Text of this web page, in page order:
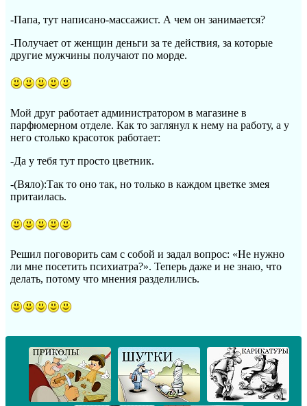
-Папа, тут написано-массажист. А чем он занимается?
-Получает от женщин деньги за те действия, за которые
другие мужчины получают по морде.
Мой друг работает администратором в магазине в
парфюмерном отделе. Как то заглянул к нему на работу, а у
него столько красоток работает:
-Да у тебя тут просто цветник.
-(Вяло):Так то оно так, но только в каждом цветке змея
притаилась.
Решил поговорить сам с собой и задал вопрос: «Не нужно
ли мне посетить психиатра?». Теперь даже и не знаю, что
делать, потому что мнения разделились.